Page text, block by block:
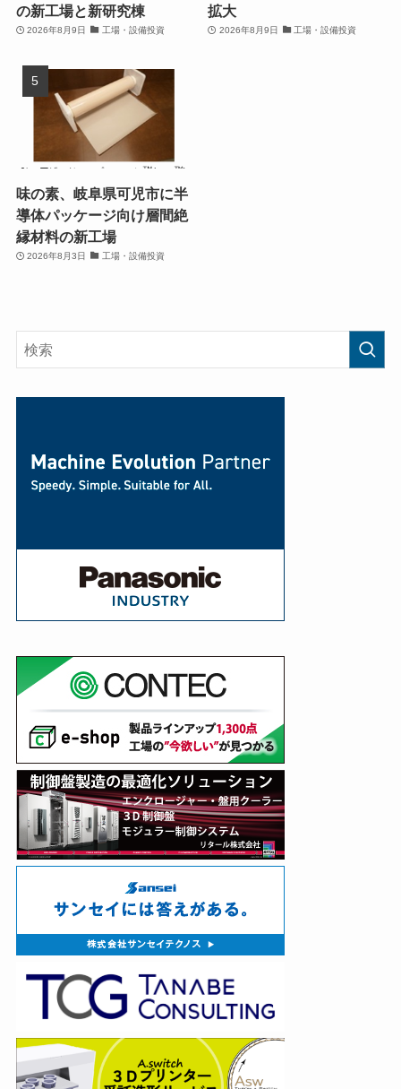
の新工場と新研究棟
2026年8月9日 工場・設備投資
拡大
2026年8月9日 工場・設備投資
味の素、岐阜県可児市に半
導体パッケージ向け層間絶
縁材料の新工場
2026年8月3日 工場・設備投資